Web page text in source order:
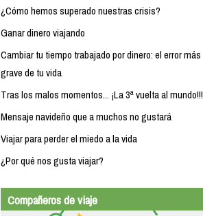
¿Cómo hemos superado nuestras crisis?
Ganar dinero viajando
Cambiar tu tiempo trabajado por dinero: el error más
grave de tu vida
Tras los malos momentos... ¡La 3ª vuelta al mundo!!!
Mensaje navideño que a muchos no gustará
Viajar para perder el miedo a la vida
¿Por qué nos gusta viajar?
Compañeros de viaje